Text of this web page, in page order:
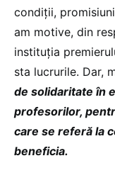
condiții,
am motive, din
instituția
sta lucrurile. Dar,
de solidaritate în
profesorilor,
care se referă la
beneficia.